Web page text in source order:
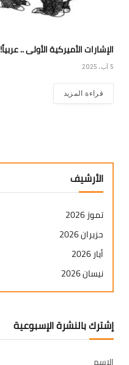
الإشارات الأميركية الأولى .. عربياً!
5 آب، 2025
قراءة المزيد
الأرشيف
تموز 2026
حزيران 2026
أيار 2026
نيسان 2026
آذار 2026
كانون ثاني 2026
إشترك بالنشرة الإسبوعية